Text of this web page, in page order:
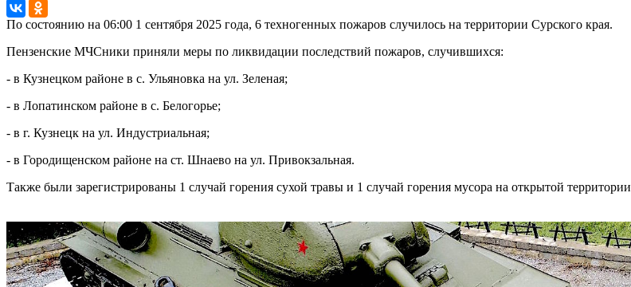
По состоянию на 06:00 1 сентября 2025 года, 6 техногенных пожаров случилось на территории Сурского края.
Пензенские МЧСники приняли меры по ликвидации последствий пожаров, случившихся:
- в Кузнецком районе в с. Ульяновка на ул. Зеленая;
- в Лопатинском районе в с. Белогорье;
- в г. Кузнецк на ул. Индустриальная;
- в Городищенском районе на ст. Шнаево на ул. Привокзальная.
Также были зарегистрированы 1 случай горения сухой травы и 1 случай горения мусора на открытой